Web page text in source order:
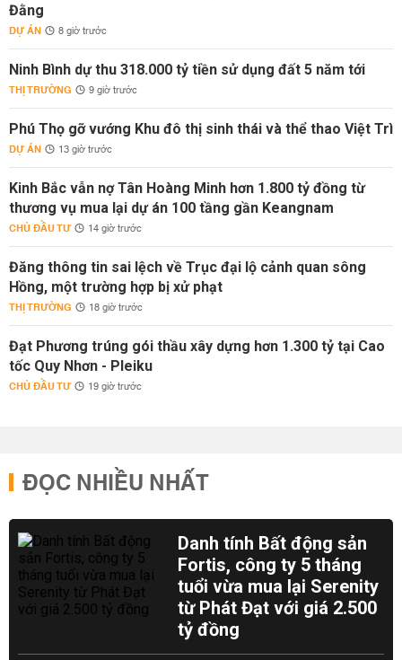
Đằng
DỰ ÁN 8 giờ trước
Ninh Bình dự thu 318.000 tỷ tiền sử dụng đất 5 năm tới
THỊ TRƯỜNG 9 giờ trước
Phú Thọ gỡ vướng Khu đô thị sinh thái và thể thao Việt Trì
DỰ ÁN 13 giờ trước
Kinh Bắc vẫn nợ Tân Hoàng Minh hơn 1.800 tỷ đồng từ
thương vụ mua lại dự án 100 tầng gần Keangnam
CHỦ ĐẦU TƯ 14 giờ trước
Đăng thông tin sai lệch về Trục đại lộ cảnh quan sông
Hồng, một trường hợp bị xử phạt
THỊ TRƯỜNG 18 giờ trước
Đạt Phương trúng gói thầu xây dựng hơn 1.300 tỷ tại Cao
tốc Quy Nhơn - Pleiku
CHỦ ĐẦU TƯ 19 giờ trước
ĐỌC NHIỀU NHẤT
Danh tính Bất động sản
Fortis, công ty 5 tháng
tuổi vừa mua lại Serenity
từ Phát Đạt với giá 2.500
tỷ đồng